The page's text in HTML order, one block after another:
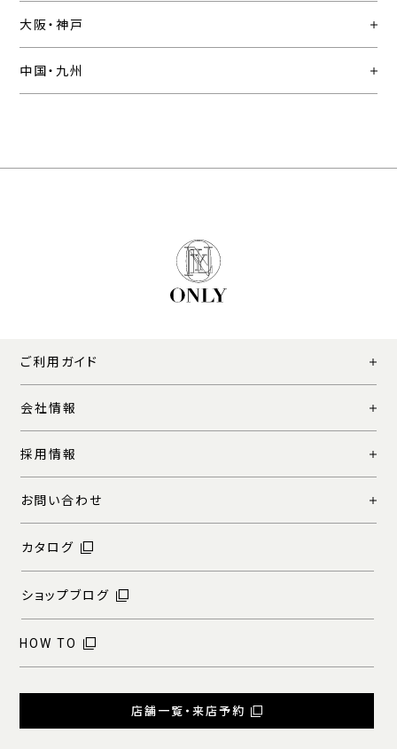
大阪・神戸
中国・九州
ご利用ガイド
会社情報
採用情報
お問い合わせ
カタログ
ショップブログ
HOW TO
店舗一覧・来店予約